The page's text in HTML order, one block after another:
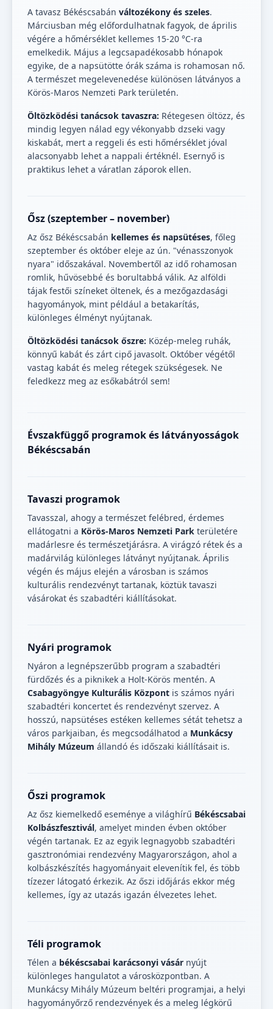
A tavasz Békéscsabán változékony és szeles.
Márciusban még előfordulhatnak fagyok, de április
végére a hőmérséklet kellemes 15-20 °C-ra
emelkedik. Május a legcsapadékosabb hónapok
egyike, de a napsütötte órák száma is rohamosan nő.
A természet megelevenedése különösen látványos a
Körös-Maros Nemzeti Park területén.
Öltözködési tanácsok tavaszra: Rétegesen öltözz, és
mindig legyen nálad egy vékonyabb dzseki vagy
kiskabát, mert a reggeli és esti hőmérséklet jóval
alacsonyabb lehet a nappali értéknél. Esernyő is
praktikus lehet a váratlan záporok ellen.
Ősz (szeptember – november)
Az ősz Békéscsabán kellemes és napsütéses, főleg
szeptember és október eleje az ún. "vénasszonyok
nyara" időszakával. Novembertől az idő rohamosan
romlik, hűvösebbé és borultabbá válik. Az alföldi
tájak festői színeket öltenek, és a mezőgazdasági
hagyományok, mint például a betakarítás,
különleges élményt nyújtanak.
Öltözködési tanácsok őszre: Közép-meleg ruhák,
könnyű kabát és zárt cipő javasolt. Október végétől
vastag kabát és meleg rétegek szükségesek. Ne
feledkezz meg az esőkabátról sem!
Évszakfüggő programok és látványosságok
Békéscsabán
Tavaszi programok
Tavasszal, ahogy a természet felébred, érdemes
ellátogatni a Körös-Maros Nemzeti Park területére
madárlesre és természetjárásra. A virágzó rétek és a
madárvilág különleges látványt nyújtanak. Április
végén és május elején a városban is számos
kulturális rendezvényt tartanak, köztük tavaszi
vásárokat és szabadtéri kiállításokat.
Nyári programok
Nyáron a legnépszerűbb program a szabadtéri
fürdőzés és a piknikek a Holt-Körös mentén. A
Csabagyöngye Kulturális Központ is számos nyári
szabadtéri koncertet és rendezvényt szervez. A
hosszú, napsütéses estéken kellemes sétát tehetsz a
város parkjaiban, és megcsodálhatod a Munkácsy
Mihály Múzeum állandó és időszaki kiállításait is.
Őszi programok
Az ősz kiemelkedő eseménye a világhírű Békéscsabai
Kolbászfesztivál, amelyet minden évben október
végén tartanak. Ez az egyik legnagyobb szabadtéri
gasztronómiai rendezvény Magyarországon, ahol a
kolbászkészítés hagyományait elevenítik fel, és több
tízezer látogató érkezik. Az őszi időjárás ekkor még
kellemes, így az utazás igazán élvezetes lehet.
Téli programok
Télen a békéscsabai karácsonyi vásár nyújt
különleges hangulatot a városközpontban. A
Munkácsy Mihály Múzeum beltéri programjai, a helyi
hagyományőrző rendezvények és a meleg légkörű